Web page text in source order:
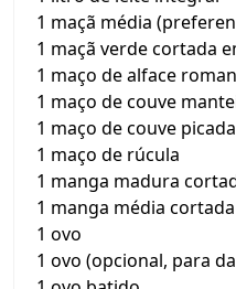
1 maçã média
1 maçã verde cortada
1 maço de alface
1 maço de couve
1 maço de couve picada
1 maço de rúcula
1 manga madura
1 manga média
1 ovo
1 ovo (opcional, para